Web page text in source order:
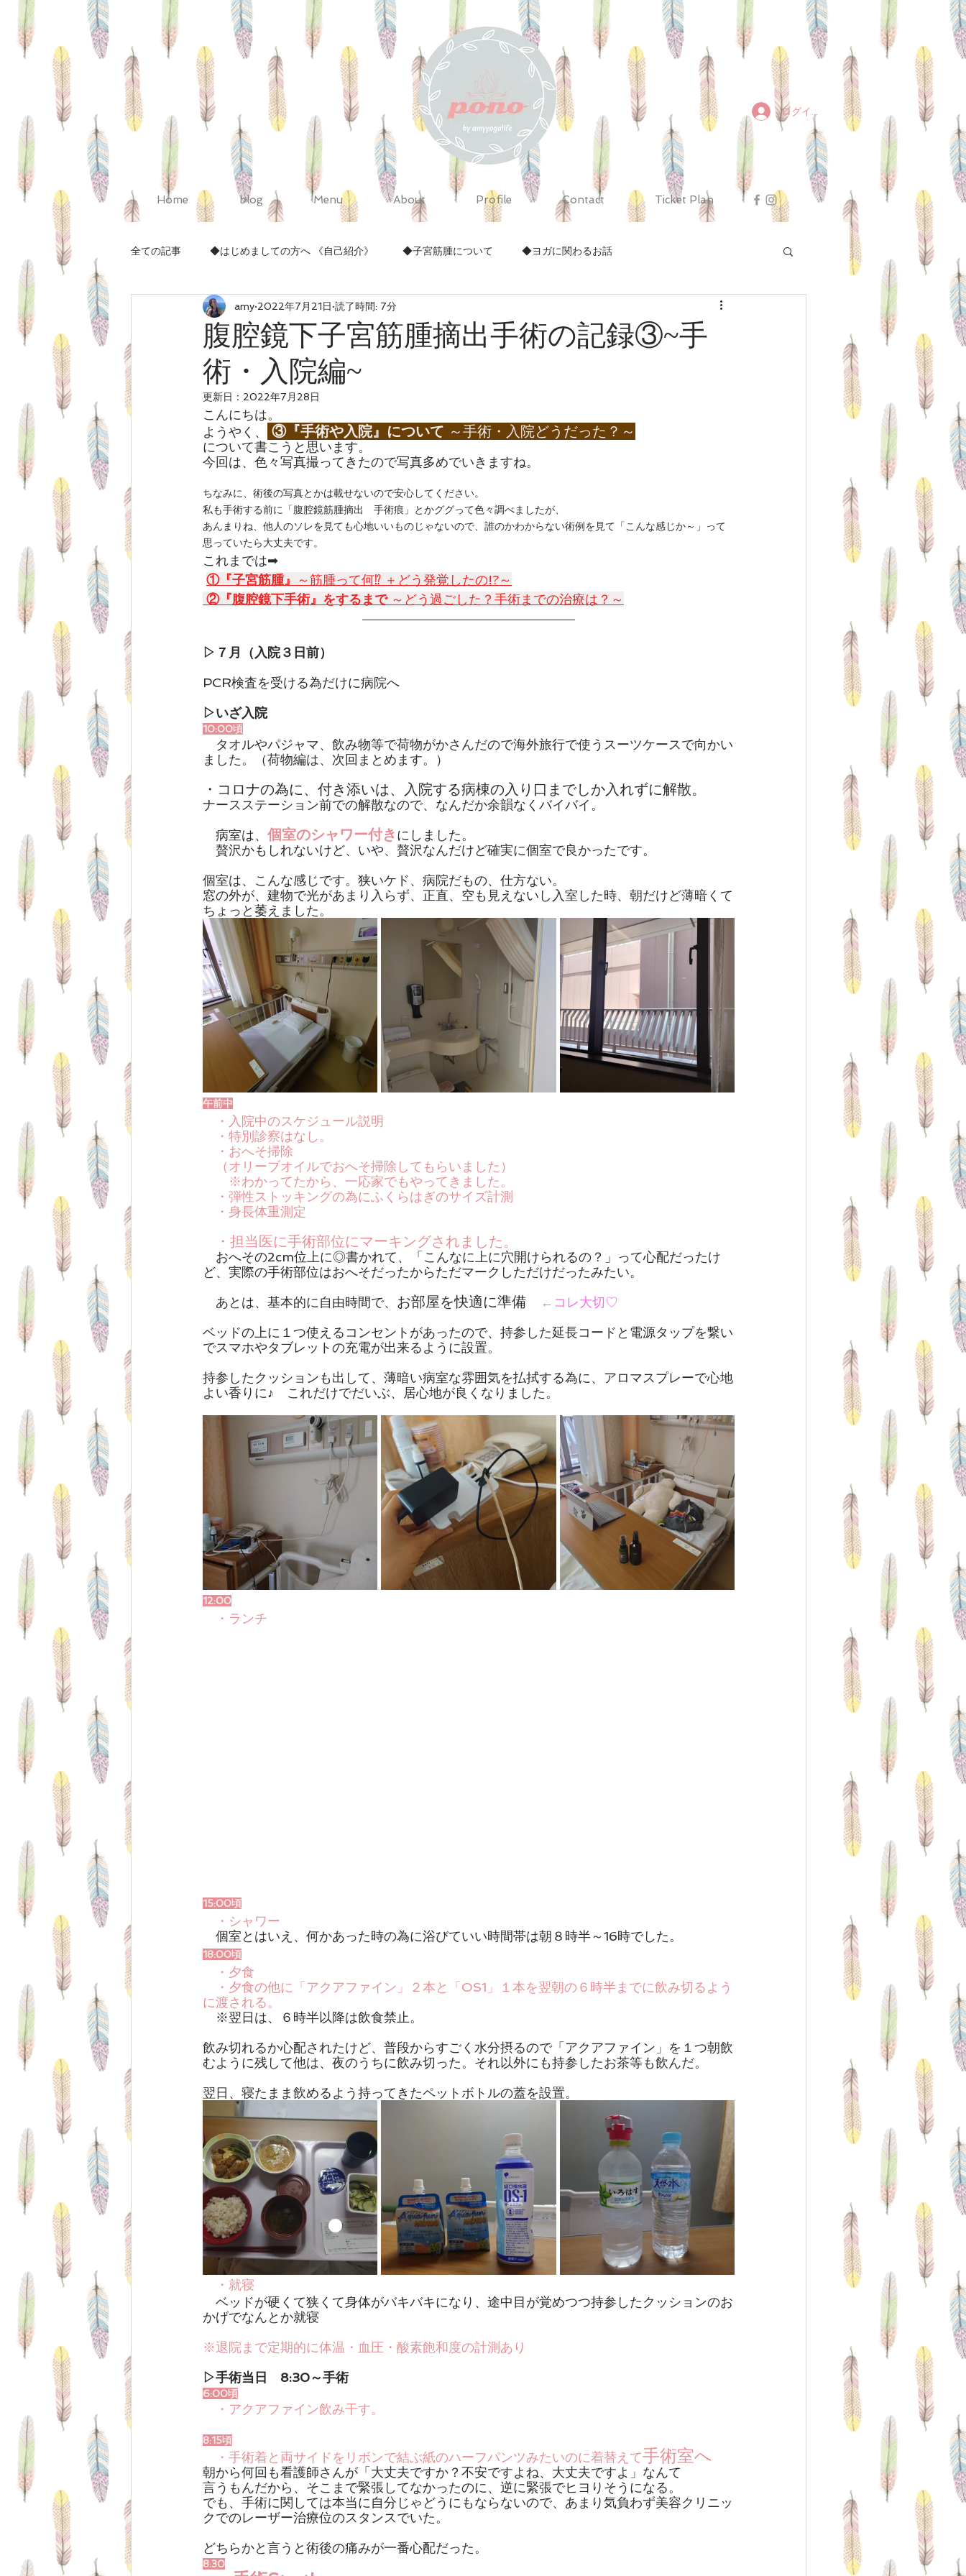
Home blog Menu About Profile Contact Ticket Plan
ログイン
全ての記事 ◆はじめましての方へ 《自己紹介》 ◆子宮筋腫について ◆ヨガに関わるお話
◆Pelvis（骨盤調整）のお話 ◆クラフト作り
◆月曜日の朝ヨガについて ◆手軽に身体を変えるHow to.
腹腔鏡下子宮筋腫摘出手術の記録③~手
術・入院編~
amy 2022年7月21日 読了時間: 7分
更新日： 2022年7月28日
こんにちは。
ようやく、
③『手術や入院』について ～手術・入院どうだった？～
について書こうと思います。
今回は、色々写真撮ってきたので写真多めでいきますね。
ちなみに、術後の写真とかは載せないので安心してください。
私も手術する前に「腹腔鏡筋腫摘出　手術痕」とかググって色々調べましたが、
あんまりね、他人のソレを見ても心地いいものじゃないので、誰のかわからない術例を見て「こんな感じか～」って
思っていたら大丈夫です。
これまでは➡
①『子宮筋腫』
～筋腫って何⁉ ＋どう発覚したの!?～
②『腹腔鏡下手術』をするまで ～どう過ごした？手術までの治療は？～
▷７月（入院３日前）
PCR検査を受ける為だけに病院へ
▷いざ入院
10:00頃
タオルやパジャマ、飲み物等で荷物がかさんだので海外旅行で使うスーツケースで向かい
ました。（荷物編は、次回まとめます。）
・コロナの為に、付き添いは、入院する病棟の入り口までしか入れずに解散。
ナースステーション前での解散なので、なんだか余韻なくバイバイ。
病室は、 個室のシャワー付きにしました。
贅沢かもしれないけど、いや、贅沢なんだけど確実に個室で良かったです。
個室は、こんな感じです。狭いケド、病院だもの、仕方ない。
窓の外が、建物で光があまり入らず、正直、空も見えないし入室した時、朝だけど薄暗くて
ちょっと萎えました。
午前中
・入院中のスケジュール説明
・特別診察はなし。
・おへそ掃除
（オリーブオイルでおへそ掃除してもらいました）
※わかってたから、一応家でもやってきました。
・弾性ストッキングの為にふくらはぎのサイズ計測
・身長体重測定
・担当医に手術部位にマーキングされました。
おへその2cm位上に◎書かれて、「こんなに上に穴開けられるの？」って心配だったけ
ど、実際の手術部位はおへそだったからただマークしただけだったみたい。
あとは、基本的に自由時間で、 お部屋を快適に準備
←コレ大切♡
ベッドの上に１つ使えるコンセントがあったので、持参した延長コードと電源タップを繋い
でスマホやタブレットの充電が出来るように設置。
持参したクッションも出して、薄暗い病室な雰囲気を払拭する為に、アロマスプレーで心地
よい香りに♪　これだけでだいぶ、居心地が良くなりました。
12:00
・ランチ
15:00頃
・シャワー
個室とはいえ、何かあった時の為に浴びていい時間帯は朝８時半～16時でした。
18:00頃
・夕食
・夕食の他に「アクアファイン」２本と「OS1」１本を翌朝の６時半までに飲み切るよう
に渡される。
※翌日は、６時半以降は飲食禁止。
飲み切れるか心配されたけど、普段からすごく水分摂るので「アクアファイン」を１つ朝飲
むように残して他は、夜のうちに飲み切った。それ以外にも持参したお茶等も飲んだ。
翌日、寝たまま飲めるよう持ってきたペットボトルの蓋を設置。
・就寝
ベッドが硬くて狭くて身体がバキバキになり、途中目が覚めつつ持参したクッションのお
かげでなんとか就寝
※退院まで定期的に体温・血圧・酸素飽和度の計測あり
▷手術当日　8:30～手術
6:00頃
・アクアファイン飲み干す。
8:15頃
・手術着と両サイドをリボンで結ぶ紙のハーフパンツみたいのに着替えて手術室へ
朝から何回も看護師さんが「大丈夫ですか？不安ですよね、大丈夫ですよ」なんて
言うもんだから、そこまで緊張してなかったのに、逆に緊張でヒヨりそうになる。
でも、手術に関しては本当に自分じゃどうにもならないので、あまり気負わず美容クリニッ
クでのレーザー治療位のスタンスでいた。
どちらかと言うと術後の痛みが一番心配だった。
8:30